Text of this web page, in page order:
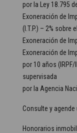
por la Ley 18.795
Exoneración de
(I.T.P.) – 2% sobre
Exoneración de
Exoneración de
por 10 años
supervisada
por la Agencia
Consulte y
Honorarios